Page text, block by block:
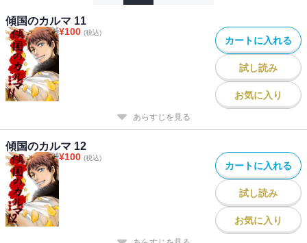
傾国のカルマ 11
¥100 (税込)
カートに入れる
試し読み
お気に入り
あらすじを見る
傾国のカルマ 12
¥100 (税込)
カートに入れる
試し読み
お気に入り